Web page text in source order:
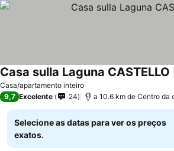
Casa/apartamento inteiro
Casa sulla Laguna CASTELLO
9,7 Excelente 24 a 10.6 km de Centro da
Selecione as datas para ver os preços
exatos.